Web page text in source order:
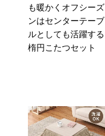
も暖かくオフシーズ
ンはセンターテーブ
ルとしても活躍する
楕円こたつセット